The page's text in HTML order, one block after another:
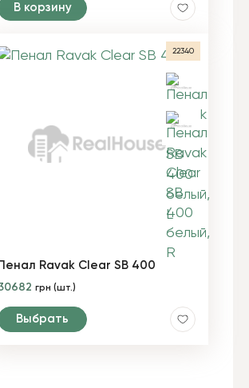
В корзину
22340
Пенал Ravak Clear SB 400
грн (шт.)
Выбрать